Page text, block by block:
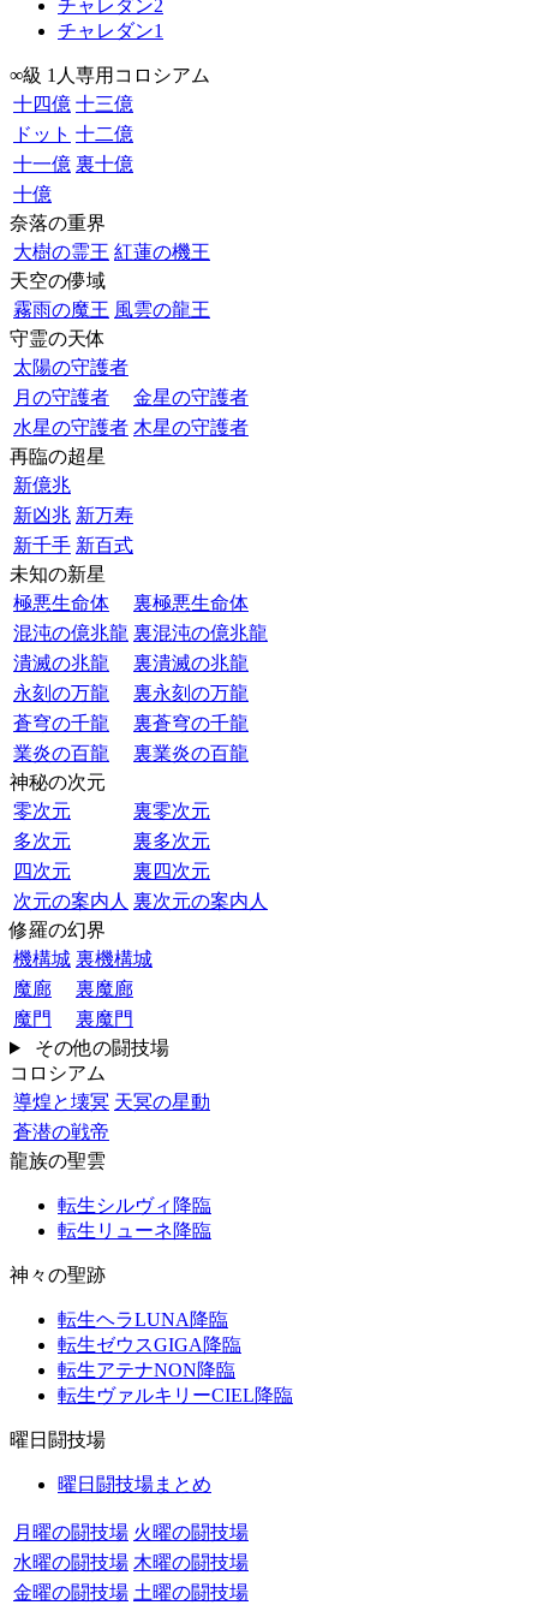
チャレダン2
チャレダン1
∞級 1人専用コロシアム
十四億 十三億
ドット 十二億
十一億 裏十億
十億
奈落の重界
大樹の霊王 紅蓮の機王
天空の儚域
霧雨の魔王 風雲の龍王
守霊の天体
太陽の守護者
月の守護者
金星の守護者
水星の守護者 木星の守護者
再臨の超星
新億兆
新凶兆 新万寿
新千手 新百式
未知の新星
極悪生命体
裏極悪生命体
混沌の億兆龍 裏混沌の億兆龍
潰滅の兆龍
裏潰滅の兆龍
永刻の万龍
裏永刻の万龍
蒼穹の千龍
裏蒼穹の千龍
業炎の百龍
裏業炎の百龍
神秘の次元
零次元
裏零次元
多次元
裏多次元
四次元
裏四次元
次元の案内人 裏次元の案内人
修羅の幻界
機構城 裏機構城
魔廊
裏魔廊
魔門
裏魔門
その他の闘技場
コロシアム
導煌と壊冥 天冥の星動
蒼潜の戦帝
龍族の聖雲
転生シルヴィ降臨
転生リューネ降臨
神々の聖跡
転生ヘラLUNA降臨
転生ゼウスGIGA降臨
転生アテナNON降臨
転生ヴァルキリーCIEL降臨
曜日闘技場
曜日闘技場まとめ
月曜の闘技場 火曜の闘技場
水曜の闘技場 木曜の闘技場
金曜の闘技場 土曜の闘技場